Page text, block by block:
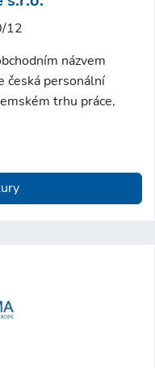
12
názvem
česká personální
trhu práce,